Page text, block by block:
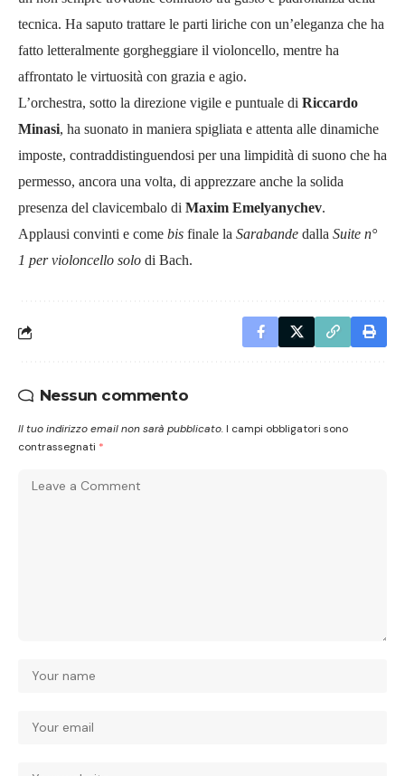
tecnica. Ha saputo trattare le parti liriche con un’eleganza che ha
fatto letteralmente gorgheggiare il violoncello, mentre ha
affrontato le virtuosità con grazia e agio.
L’orchestra, sotto la direzione vigile e puntuale di Riccardo
Minasi, ha suonato in maniera spigliata e attenta alle dinamiche
imposte, contraddistinguendosi per una limpidità di suono che ha
permesso, ancora una volta, di apprezzare anche la solida
presenza del clavicembalo di Maxim Emelyanychev.
Applausi convinti e come bis finale la Sarabande dalla Suite n°
1 per violoncello solo di Bach.
Nessun commento
Il tuo indirizzo email non sarà pubblicato. I campi obbligatori sono
contrassegnati *